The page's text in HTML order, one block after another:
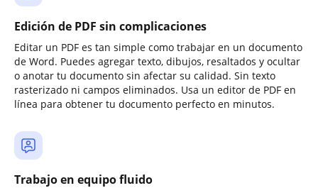
Edición de PDF sin complicaciones
Editar un PDF es tan simple como trabajar en un documento
de Word. Puedes agregar texto, dibujos, resaltados y ocultar
o anotar tu documento sin afectar su calidad. Sin texto
rasterizado ni campos eliminados. Usa un editor de PDF en
línea para obtener tu documento perfecto en minutos.
Trabajo en equipo fluido